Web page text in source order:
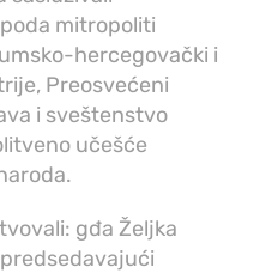
mitropoliti
hercegovački i
Preosvećeni
i sveštenstvo
učešće
gđa Željka